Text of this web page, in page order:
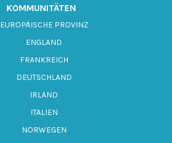
KOMMUNITÄTEN
EUROPÄISCHE PROVINZ
ENGLAND
FRANKREICH
DEUTSCHLAND
IRLAND
ITALIEN
NORWEGEN